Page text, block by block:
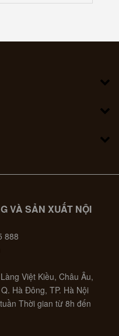
VÀ SẢN XUẤT NỘI
888
Việt Kiều, Châu Âu,
Hà Đông, TP. Hà Nội
Thời gian từ 8h đến